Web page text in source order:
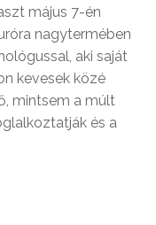
május 7-én
nagytermében
aki saját
kevesek közé
mintsem a múlt
és a